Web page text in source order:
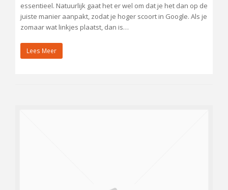
essentieel. Natuurlijk gaat het er wel om dat je het dan op de
juiste manier aanpakt, zodat je hoger scoort in Google. Als je
zomaar wat linkjes plaatst, dan is…
Lees Meer